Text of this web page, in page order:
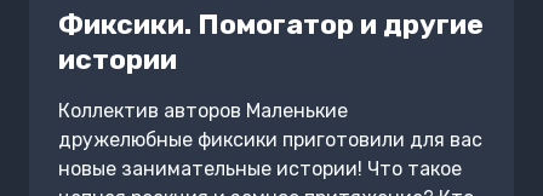
Фиксики. Помогатор и другие
истории
Коллектив авторов Маленькие
дружелюбные фиксики приготовили для вас
новые занимательные истории! Что такое